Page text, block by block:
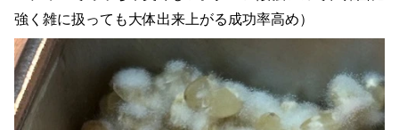
強く雑に扱っても大体出来上がる成功率高め）